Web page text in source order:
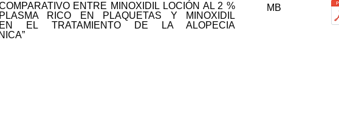
ENTRE MINOXIDIL LOCIÓN AL 2 %
RICO EN PLAQUETAS Y MINOXIDIL
EL TRATAMIENTO DE LA ALOPECIA
MB